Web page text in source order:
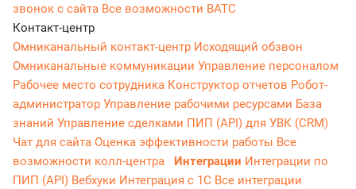
звонок с сайта Все возможности ВАТС
Контакт-центр
Омниканальный контакт-центр Исходящий обзвон
Омниканальные коммуникации Управление персоналом
Рабочее место сотрудника Конструктор отчетов Робот-
администратор Управление рабочими ресурсами База
знаний Управление сделками ПИП (API) для УВК (CRM)
Чат для сайта Оценка эффективности работы Все
возможности колл-центра
Интеграции Интеграции по
ПИП (API) Вебхуки Интеграция с 1С Все интеграции